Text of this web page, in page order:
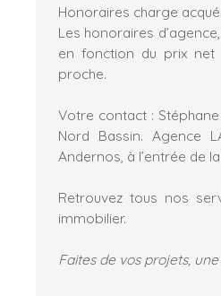
Honoraires charge
Les honoraires
en fonction du prix net
proche.
Votre contact : Stéphane
Nord Bassin. Agence
Andernos, à l’entrée de
Retrouvez tous nos
immobilier.
Faites de vos projets,